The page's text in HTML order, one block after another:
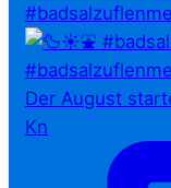
Der August
Kn